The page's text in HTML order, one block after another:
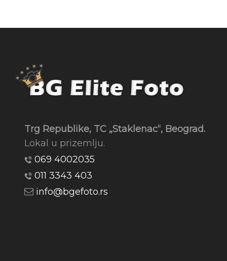
Trg Republike, TC „Staklenac“, Beograd.
Lokal u prizemlju.
069 4002035
011 3343 403
info@bgefoto.rs